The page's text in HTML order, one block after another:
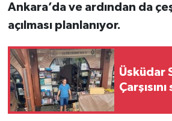
Ankara’da ve ardından da
açılması planlanıyor.
Üsküdar